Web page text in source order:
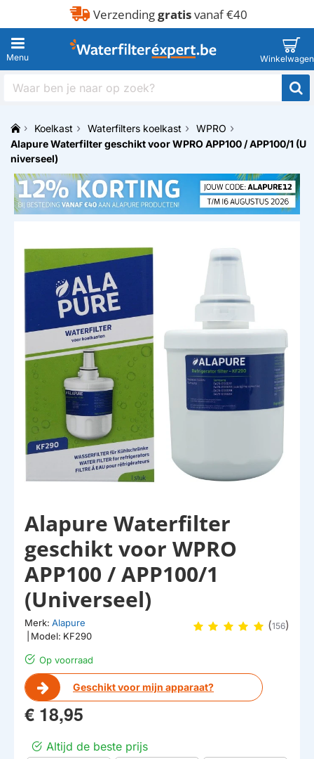
Verzendinggratisvanaf €40
Waar
naar
op
zoek?
h
o
e
Koelkast Waterfilters koelkast
WPRO
Alapure Waterfilter geschikt voor WPRO APP100 / APP100/1 (U
niverseel)
Op voorraad
Geschikt voor mijn apparaat?
Alapure Waterfilter
geschikt voor WPRO
APP100 / APP100/1
(Universeel)
Merk: Alapure
Model: KF290
(156)
€ 18,95
Altijd de beste prijs